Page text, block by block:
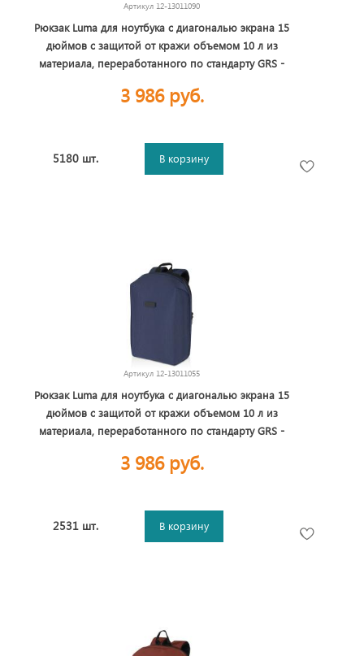
Термосы Фартуки Флешки Фонарики
Футбольные сувениры
Артикул 12-13011090
Рюкзак Luma для ноутбука с диагональю экрана 15
дюймов с защитой от кражи объемом 10 л из
материала, переработанного по стандарту GRS -
3 986 руб.
5180 шт. В корзину
Артикул 12-13011055
Рюкзак Luma для ноутбука с диагональю экрана 15
дюймов с защитой от кражи объемом 10 л из
материала, переработанного по стандарту GRS -
3 986 руб.
2531 шт. В корзину